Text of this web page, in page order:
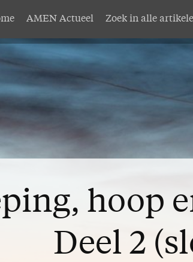
Over AMEN
Abonnementen
Geschenkabonnement
Proefnummer AMEN
AMEN Actueel Zoek in alle
hoop
Deel 2